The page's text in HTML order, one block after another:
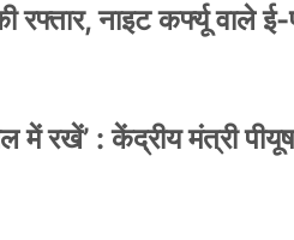
रफ्तार, नाइट कर्फ्यू वाले
रखें’ : केंद्रीय मंत्री